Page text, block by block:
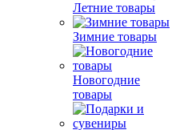
Летние товары
Зимние товары
Новогодние
товары